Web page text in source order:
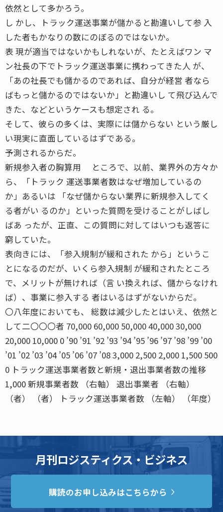
依然として多かろう。
し かし、トラック運送事業が儲かると勘違いして参 入
した者もかなりの数にのぼるのではないか。
表 現が適当ではないかもしれないが、たとえばワン マ
ン社長の下でトラック運送事業に携わってきた人 が、
「あの社長でも儲かるのであれば、自分が経営 者なら
ばもっと儲かるのではないか」と勘違いし て飛び込んで
きた、などというケースも想定され る。
そして、彼らの多くは、実際には儲からない という厳し
い現実に直面しているはずである。
予測されるからだ。
新規参入者の胸算用 ところで、以前、業界外の方々か
ら、「トラック 運送事業者数はなぜ増加しているの
か」あるいは 「なぜ儲からない業界に新規参入してく
る者がい るのか」といった質問を受けることがしばし
ばあ ったが、正直、この質問に対してはいつも返答に
窮していた。
表向きには、「参入規制が緩和された から」というこ
とになるのだが、いくら参入規制 が緩和されたところ
で、メリットが無ければ（言 い換えれば、儲からなけれ
ば）、事業に参入する 者はいるはずがないからだ。
〇八年度においても、 総数は減少したとはいえ、依然と
して二〇〇〇者 70,000 60,000 50,000 40,000 30,000
20,000 10,000 0 ’90 ’91 ’92 ’93 ’94 ’95 ’96 ’97 ’98 ’99 ’00
’01 ’02 ’03 ’04 ’05 ’06 ’07 ’08 3,000 2,500 2,000 1,500 500
0 トラック運送事業者数と新規・退出事業者数の推移
1,000 新規事業者数 （右軸） 退出事業者 （右軸）
（者） （者） トラック運送事業者数 （左軸） （年度）
月刊ロジスティクス・ビジネス
購読のお申し込みはこちらから